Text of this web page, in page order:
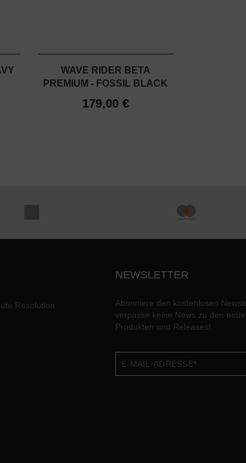
WAVE RIDER BETA
PREMIUM - FOSSIL BLACK
179,00 €
Resolution
NEWSLETTER
Abonniere den kostenlosen
verpasse keine News zu den
Produkten und Releases!